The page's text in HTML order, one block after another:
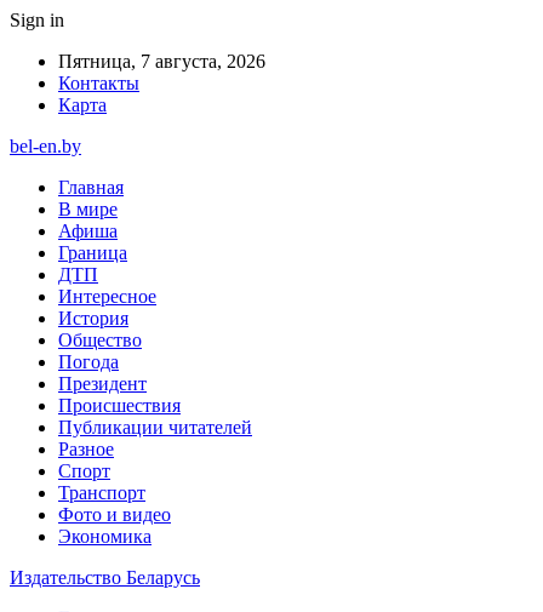
Sign in
Пятница, 7 августа, 2026
Контакты
Карта
bel-en.by
Главная
В мире
Афиша
Граница
ДТП
Интересное
История
Общество
Погода
Президент
Происшествия
Публикации читателей
Разное
Спорт
Транспорт
Фото и видео
Экономика
Издательство Беларусь